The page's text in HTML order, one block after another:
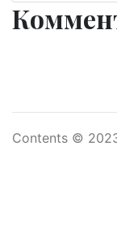
Contents ©